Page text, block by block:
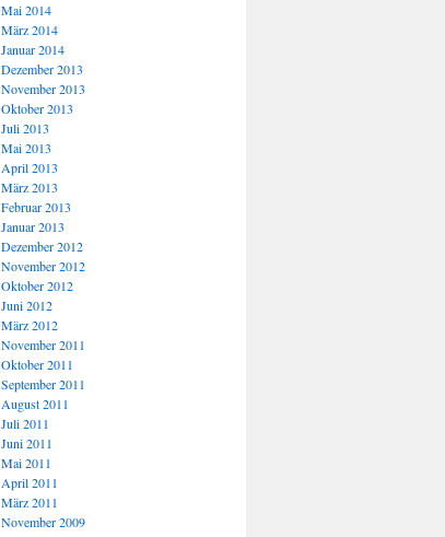
Mai 2014
März 2014
Januar 2014
Dezember 2013
November 2013
Oktober 2013
Juli 2013
Mai 2013
April 2013
März 2013
Februar 2013
Januar 2013
Dezember 2012
November 2012
Oktober 2012
Juni 2012
März 2012
November 2011
Oktober 2011
September 2011
August 2011
Juli 2011
Juni 2011
Mai 2011
April 2011
März 2011
November 2009